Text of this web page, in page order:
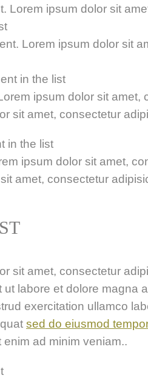
Lorem ipsum dolor sit
Lorem ipsum dolor sit
in the list
ipsum dolor sit amet,
sit amet, consectetur
in the list
ipsum dolor sit amet,
amet, consectetur
sit amet, consectetur
ut labore et dolore magna
exercitation ullamco
sed do eiusmod
ad minim veniam..